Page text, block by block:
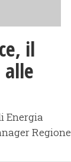
il
Energia
Regione